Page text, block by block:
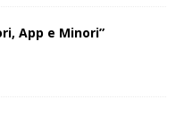
App e Minori”